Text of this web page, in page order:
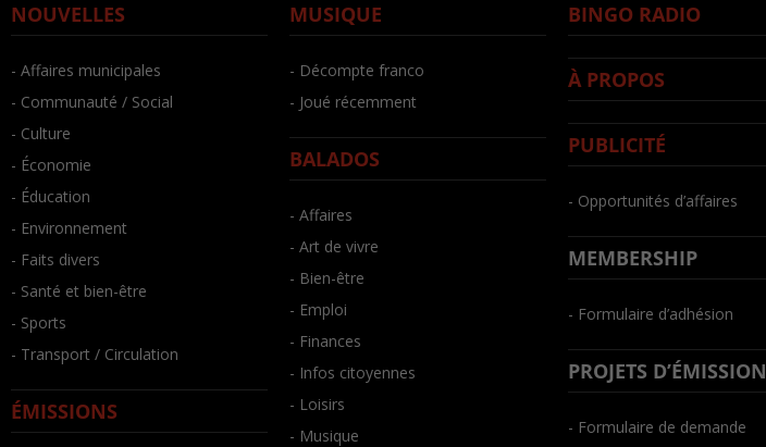
NOUVELLES
- Affaires municipales
- Communauté / Social
- Culture
- Économie
- Éducation
- Environnement
- Faits divers
- Santé et bien-être
- Sports
- Transport / Circulation
ÉMISSIONS
MUSIQUE
- Décompte franco
- Joué récemment
BALADOS
- Affaires
- Art de vivre
- Bien-être
- Emploi
- Finances
- Infos citoyennes
- Loisirs
- Musique
BINGO RADIO
À PROPOS
PUBLICITÉ
- Opportunités d’affaires
MEMBERSHIP
- Formulaire d’adhésion
PROJETS D’ÉMISSION
- Formulaire de demande